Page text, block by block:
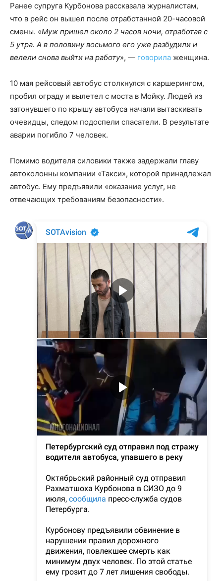
Ранее супруга Курбонова рассказала журналистам,
что в рейс он вышел после отработанной 20-часовой
смены. «Муж пришел около 2 часов ночи, отработав с
5 утра. А в половину восьмого его уже разбудили и
велели снова выйти на работу», — говорила женщина.
10 мая рейсовый автобус столкнулся с каршерингом,
пробил ограду и вылетел с моста в Мойку. Людей из
затонувшего по крышу автобуса начали вытаскивать
очевидцы, следом подоспели спасатели. В результате
аварии погибло 7 человек.
Помимо водителя силовики также задержали главу
автоколонны компании «Такси», которой принадлежал
автобус. Ему предъявили «оказание услуг, не
отвечающих требованиям безопасности».